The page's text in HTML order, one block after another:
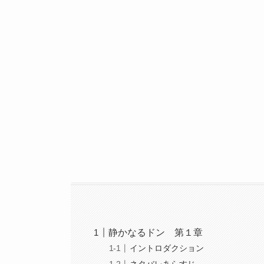
静かなるドン 第１章
イントロダクション